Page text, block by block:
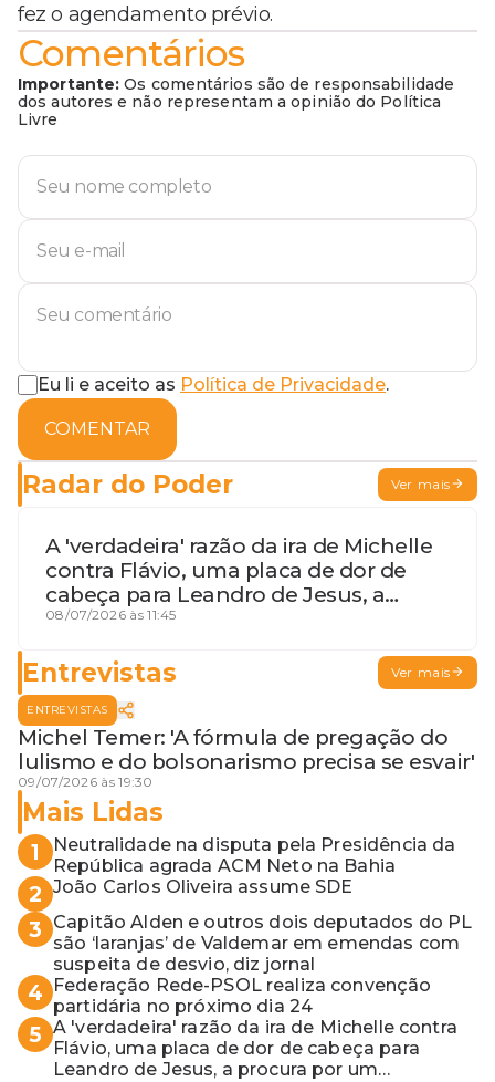
fez o agendamento prévio.
Comentários
Importante: Os comentários são de responsabilidade
dos autores e não representam a opinião do Política
Livre
Eu li e aceito as Política de Privacidade.
COMENTAR
Radar do Poder Ver mais
A 'verdadeira' razão da ira de Michelle
contra Flávio, uma placa de dor de
cabeça para Leandro de Jesus, a
procura por um coordenador de
exemplar
08/07/2026 às 11:45
Entrevistas Ver mais
ENTREVISTAS
Michel Temer: 'A fórmula de pregação do
lulismo e do bolsonarismo precisa se esvair'
09/07/2026 às 19:30
Mais Lidas
1
Neutralidade na disputa pela Presidência da
República agrada ACM Neto na Bahia
2 João Carlos Oliveira assume SDE
3
Capitão Alden e outros dois deputados do PL
são ‘laranjas’ de Valdemar em emendas com
suspeita de desvio, diz jornal
4
Federação Rede-PSOL realiza convenção
partidária no próximo dia 24
5 A 'verdadeira' razão da ira de Michelle contra
Flávio, uma placa de dor de cabeça para
Leandro de Jesus, a procura por um